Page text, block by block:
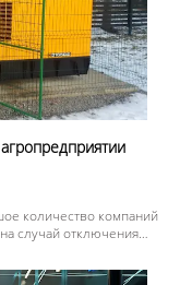
количество компаний
случай отключения